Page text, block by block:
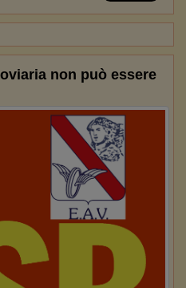
non può essere